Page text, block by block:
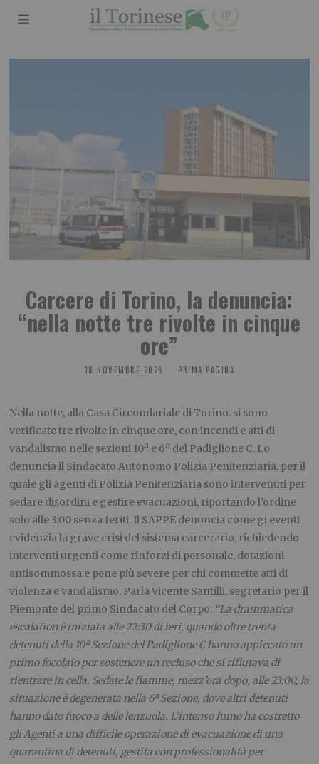
Carcere di Torino, la denuncia:
“nella notte tre rivolte in cinque
ore”
18 NOVEMBRE 2025 PRIMA PAGINA
Nella notte, alla Casa Circondariale di Torino. si sono
verificate tre rivolte in cinque ore, con incendi e atti di
vandalismo nelle sezioni 10ª e 6ª del Padiglione C. Lo
denuncia il Sindacato Autonomo Polizia Penitenziaria, per il
quale gli agenti di Polizia Penitenziaria sono intervenuti per
sedare disordini e gestire evacuazioni, riportando l’ordine
solo alle 3:00 senza feriti. Il SAPPE denuncia come gi eventi
evidenzia la grave crisi del sistema carcerario, richiedendo
interventi urgenti come rinforzi di personale, dotazioni
antisommossa e pene più severe per chi commette atti di
violenza e vandalismo. Parla Vicente Santilli, segretario per il
Piemonte del primo Sindacato del Corpo: “La drammatica
escalation è iniziata alle 22:30 di ieri, quando oltre trenta
detenuti della 10ª Sezione del Padiglione C hanno appiccato un
primo focolaio per sostenere un recluso che si rifiutava di
rientrare in cella. Sedate le fiamme, mezz’ora dopo, alle 23:00, la
situazione è degenerata nella 6ª Sezione, dove altri detenuti
hanno dato fuoco a delle lenzuola. L’intenso fumo ha costretto
gli Agenti a una difficile operazione di evacuazione di una
quarantina di detenuti, gestita con professionalità per